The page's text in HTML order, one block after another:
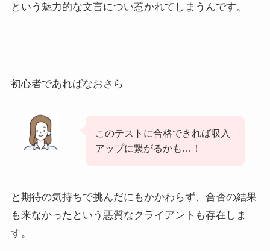
という魅力的な文言につい惹かれてしまうんです。
初心者であればなおさら
このテストに合格できれば収入
アップに繋がるかも…！
と期待の気持ちで挑んだにもかかわらず、合否の結果
も来なかったという悪質なクライアントも存在しま
す。